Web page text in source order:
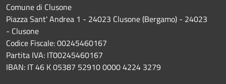
Comune di Clusone
Piazza Sant' Andrea 1 - 24023 Clusone (Bergamo) - 24023
- Clusone
Codice Fiscale: 00245460167
Partita IVA: IT00245460167
IBAN: IT 46 K 05387 52910 0000 4224 3279